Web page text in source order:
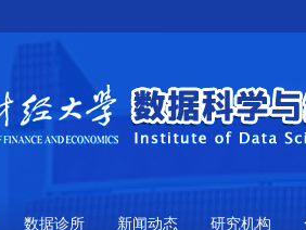
数据诊所 新闻动态 研究机构